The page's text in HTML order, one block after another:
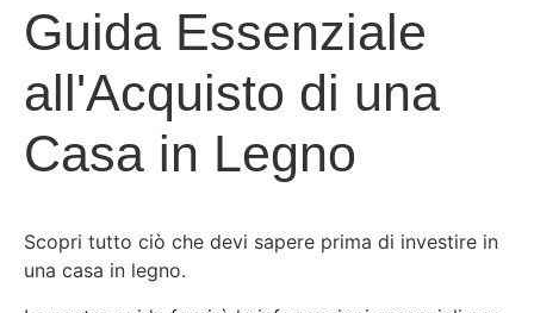
Guida Essenziale
all'Acquisto di una
Casa in Legno
Scopri tutto ciò che devi sapere prima di investire in
una casa in legno.